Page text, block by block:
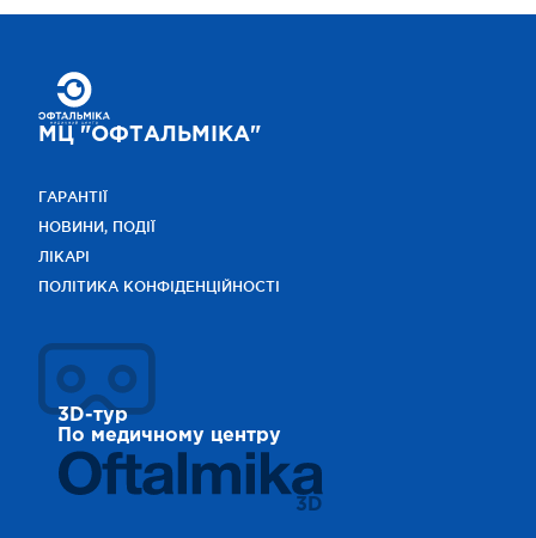
МЦ "ОФТАЛЬМІКА"
ГАРАНТІЇ
НОВИНИ, ПОДІЇ
ЛІКАРІ
ПОЛІТИКА КОНФІДЕНЦІЙНОСТІ
3D-тур
По медичному центру
3D